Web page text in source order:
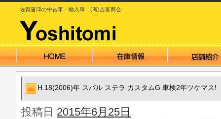
佐賀唐津の中古車・輸入車 (有)吉富商会
H.18(2006)年 スバル ステラ カスタムG 車検2年ツケマス!
投稿日 2015年6月25日